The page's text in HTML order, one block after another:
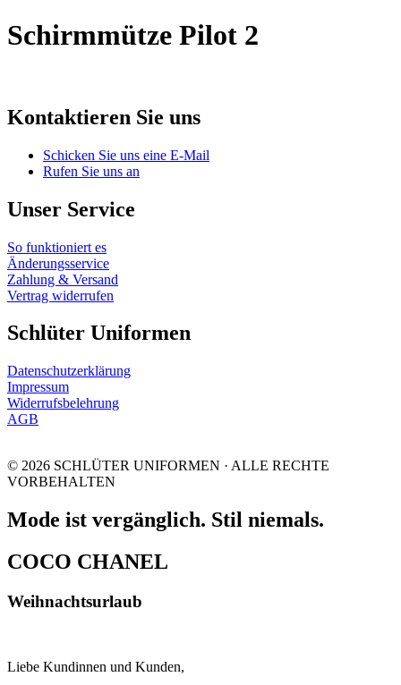
Schirmmütze Pilot 2
Kontaktieren Sie uns
Schicken Sie uns eine E-Mail
Rufen Sie uns an
Unser Service
So funktioniert es
Änderungsservice
Zahlung & Versand
Vertrag widerrufen
Schlüter Uniformen
Datenschutzerklärung
Impressum
Widerrufsbelehrung
AGB
© 2026 SCHLÜTER UNIFORMEN · ALLE RECHTE
VORBEHALTEN
Mode ist vergänglich. Stil niemals.
COCO CHANEL
Weihnachtsurlaub
Liebe Kundinnen und Kunden,